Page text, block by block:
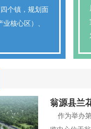
个镇，规划面
核心区）、
翁源县兰